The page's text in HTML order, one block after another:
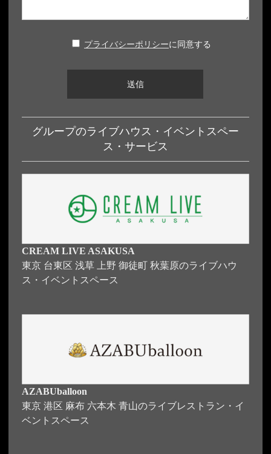
プライバシーポリシーに同意する
グループのライブハウス・イベントスペー
ス・サービス
CREAM LIVE ASAKUSA
東京 台東区 浅草 上野 御徒町 秋葉原のライブハウ
ス・イベントスペース
AZABUballoon
東京 港区 麻布 六本木 青山のライブレストラン・イ
ベントスペース